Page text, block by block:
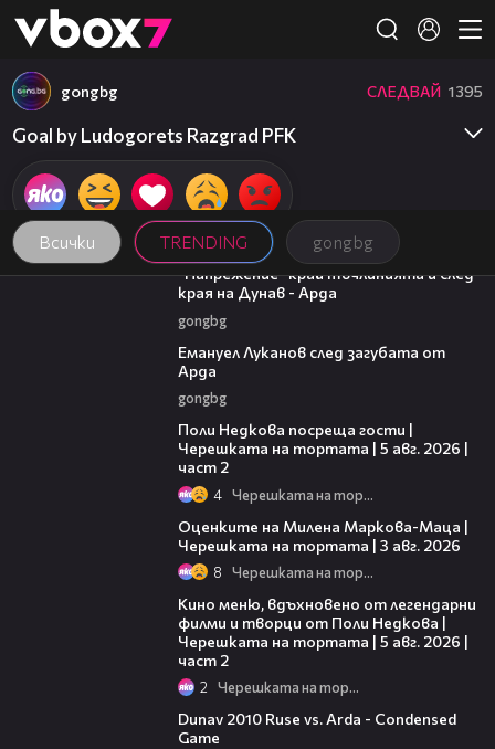
👾
Всички TRENDING gongbg
gongbg СЛЕДВАЙ 1395
Goal by Ludogorets Razgrad PFK
00:37
"Напрежение" край тъчлинията и след
края на Дунав - Арда
gongbg
Емануел Луканов след загубата от
Арда
gongbg
Поли Недкова посреща гости |
Черешката на тортата | 5 авг. 2026 |
част 2
4 Черешката на тортата
Оценките на Милена Маркова-Маца |
Черешката на тортата | 3 авг. 2026
8 Черешката на тортата
Кино меню, вдъхновено от легендарни
филми и творци от Поли Недкова |
Черешката на тортата | 5 авг. 2026 |
част 2
2 Черешката на тортата
Dunav 2010 Ruse vs. Arda - Condensed
Game